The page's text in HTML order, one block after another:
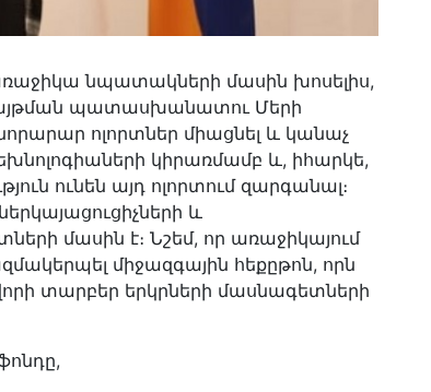
նպատակների մասին խոսելիս,
պատասխանատու Մերի
ոլորտներ միացնել և կանաչ
կիրառմամբ և, իհարկե,
ունեն այդ ոլորտում զարգանալ։
և
մասին է։ Նշեմ, որ առաջիկայում
միջազգային հեքըթոն, որն
տարբեր երկրների մասնագետների